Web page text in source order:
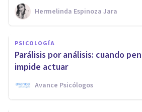
Hermelinda Espinoza Jara
PSICOLOGÍA
Parálisis por análisis: cuando
impide actuar
Avance Psicólogos